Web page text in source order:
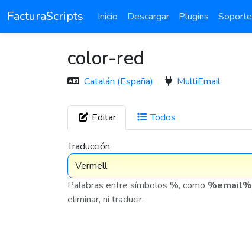
FacturaScripts Inicio Descargar Plugins Soporte
color-red
Catalán (España) MultiEmail
Editar Todos
Traducción
Palabras entre símbolos %, como %email%
eliminar, ni traducir.